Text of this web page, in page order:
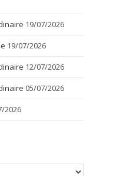
19/07/2026
19/07/2026
12/07/2026
05/07/2026
2026